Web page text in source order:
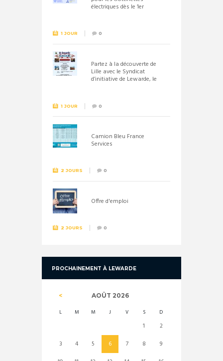
électriques dès le 1er
1 JOUR 0
Partez à la découverte de
Lille avec le Syndicat
d’initiative de Lewarde, le
1 JOUR 0
Camion Bleu France
Services
2 JOURS 0
Offre d'emploi
2 JOURS 0
PROCHAINEMENT À LEWARDE
AOÛT 2026
L M M J V S D
1
2
3
4 5 6 7 8
9